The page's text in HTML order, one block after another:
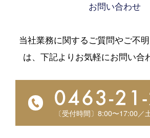
お問い合わせ
当社業務に関するご質問やご不
は、下記よりお気軽にお問い合
〔受付時間〕8:00〜17:00／